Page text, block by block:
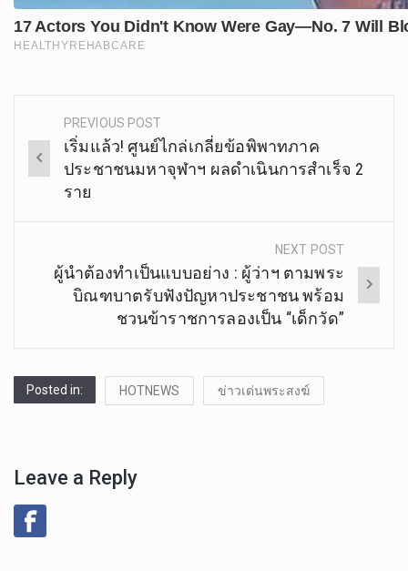
Post
navigation
PREVIOUS POST
เริ่มแล้ว! ศูนย์ไกล่เกลี่ยข้อพิพาทภาค
ประชาชนมหาจุฬาฯ ผลดำเนินการสำเร็จ 2
ราย
NEXT POST
ผู้นำต้องทำเป็นแบบอย่าง : ผู้ว่าฯ ตามพระ
บิณฑบาตรับฟังปัญหาประชาชน พร้อม
ชวนข้าราชการลองเป็น “เด็กวัด”
Posted in: HOTNEWS ข่าวเด่นพระสงฆ์
Leave a Reply